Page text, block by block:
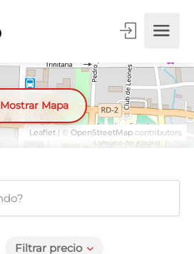
Filtrar precio
Leaflet | © OpenStreetMap contributors
Mostrar Mapa